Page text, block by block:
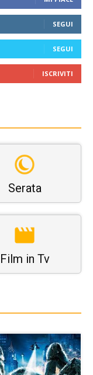
SEGUI
SEGUI
ISCRIVITI
Serata
Film in Tv